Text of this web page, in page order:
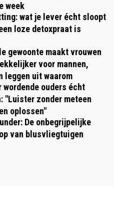
week
wat je lever écht sloopt
loze detoxpraat is
gewoonte maakt vrouwen
voor mannen,
leggen uit waarom
wordende ouders écht
"Luister zonder meteen
oplossen"
De onbegrijpelijke
van blusvliegtuigen